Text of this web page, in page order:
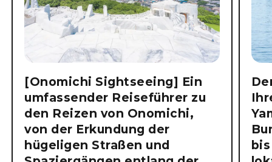
[Onomichi Sightseeing] Ein
umfassender Reiseführer zu
den Reizen von Onomichi,
von der Erkundung der
hügeligen Straßen und